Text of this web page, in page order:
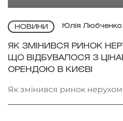
НОВИНИ Юлія Любченко
ЯК ЗМІНИВСЯ РИНОК
ЩО ВІДБУВАЛОСЯ З
ОРЕНДОЮ В КИЄВІ
Як змінився ринок